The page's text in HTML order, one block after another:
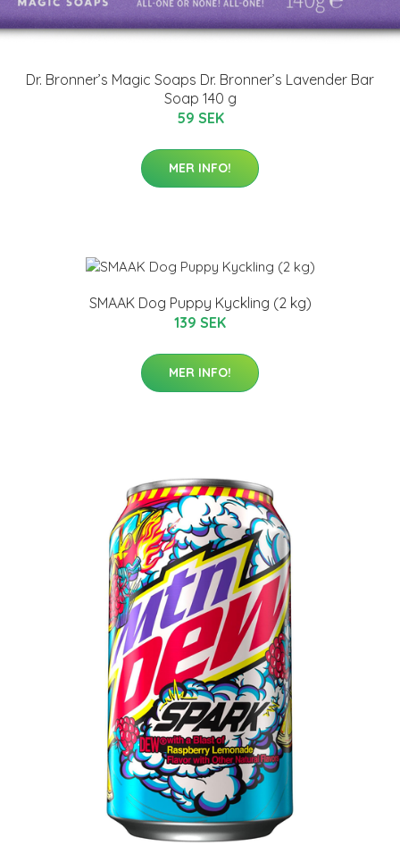
Dr. Bronner’s Magic Soaps Dr. Bronner’s Lavender Bar
Soap 140 g
59 SEK
MER INFO!
SMAAK Dog Puppy Kyckling (2 kg)
139 SEK
MER INFO!